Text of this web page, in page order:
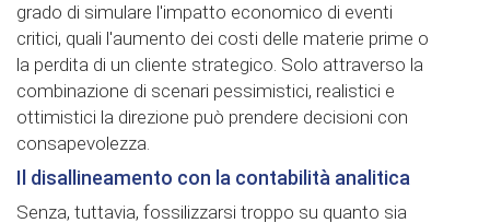
grado di simulare l'impatto economico di eventi
critici, quali l'aumento dei costi delle materie prime o
la perdita di un cliente strategico. Solo attraverso la
combinazione di scenari pessimistici, realistici e
ottimistici la direzione può prendere decisioni con
consapevolezza.
Il disallineamento con la contabilità analitica
Senza, tuttavia, fossilizzarsi troppo su quanto sia